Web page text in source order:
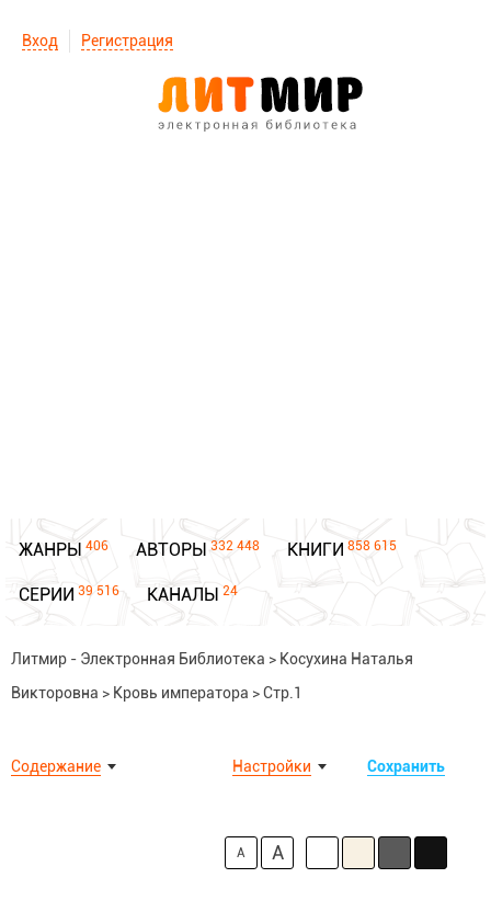
Вход Регистрация
ЖАНРЫ 406 АВТОРЫ 332 448 КНИГИ 858 615
СЕРИИ 39 516 КАНАЛЫ 24
Литмир - Электронная Библиотека > Косухина Наталья
Викторовна > Кровь императора >Стр.1
Содержание Сохранить
Настройки
A A